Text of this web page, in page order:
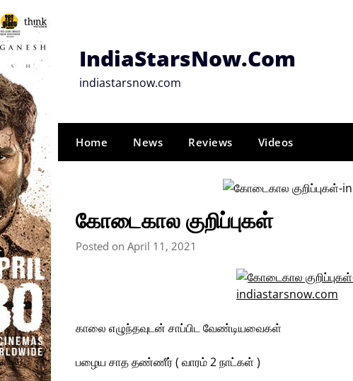
Skip
to
content
IndiaStarsNow.Com
indiastarsnow.com
Home News Reviews Videos
கோடைகால குறிப்புகள்
Posted on April 11, 2021
காலை எழுந்தவுடன் சாப்பிட வேண்டியவைகள்
பழைய சாத தண்ணீர் ( வாரம் 2 நாட்கள் )